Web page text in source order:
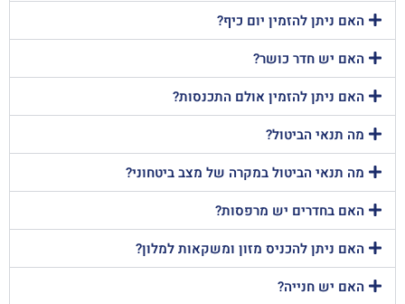
האם ניתן להזמין יום כיף?
האם יש חדר כושר?
האם ניתן להזמין אולם התכנסות?
מה תנאי הביטול?
מה תנאי הביטול במקרה של מצב ביטחוני?
האם בחדרים יש מרפסות?
האם ניתן להכניס מזון ומשקאות למלון?
האם יש חנייה?